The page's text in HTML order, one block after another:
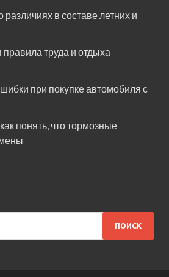
различиях в составе летних и
труда и отдыха
при покупке автомобиля с
понять, что тормозные